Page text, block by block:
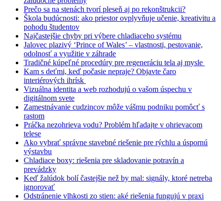
Prečo sa na stenách tvorí pleseň aj po rekonštrukcii?
Škola budúcnosti: ako priestor ovplyvňuje učenie, kreativitu a
pohodu študentov
Najčastejšie chyby pri výbere chladiaceho systému
Jalovec plazivý ‘Prince of Wales’ – vlastnosti, pestovanie,
odolnosť a využitie v záhrade
Tradičné kúpeľné procedúry pre regeneráciu tela aj mysle
Kam s deťmi, keď počasie nepraje? Objavte čaro
interiérových ihrísk
Vizuálna identita a web rozhodujú o vašom úspechu v
digitálnom svete
Zamestnávanie cudzincov môže vášmu podniku pomôcť s
rastom
Práčka nezohrieva vodu? Problém hľadajte v ohrievacom
telese
Ako vybrať správne stavebné riešenie pre rýchlu a úspornú
výstavbu
Chladiace boxy: riešenia pre skladovanie potravín a
prevádzky
Keď žalúdok bolí častejšie než by mal: signály, ktoré netreba
ignorovať
Odstránenie vlhkosti zo stien: aké riešenia fungujú v praxi